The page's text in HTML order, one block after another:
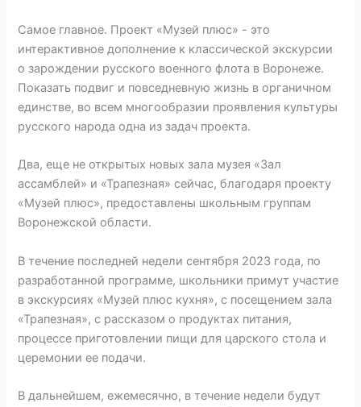
Самое главное. Проект «Музей плюс» - это
интерактивное дополнение к классической экскурсии
о зарождении русского военного флота в Воронеже.
Показать подвиг и повседневную жизнь в органичном
единстве, во всем многообразии проявления культуры
русского народа одна из задач проекта.
Два, еще не открытых новых зала музея «Зал
ассамблей» и «Трапезная» сейчас, благодаря проекту
«Музей плюс», предоставлены школьным группам
Воронежской области.
В течение последней недели сентября 2023 года, по
разработанной программе, школьники примут участие
в экскурсиях «Музей плюс кухня», с посещением зала
«Трапезная», с рассказом о продуктах питания,
процессе приготовлении пищи для царского стола и
церемонии ее подачи.
В дальнейшем, ежемесячно, в течение недели будут